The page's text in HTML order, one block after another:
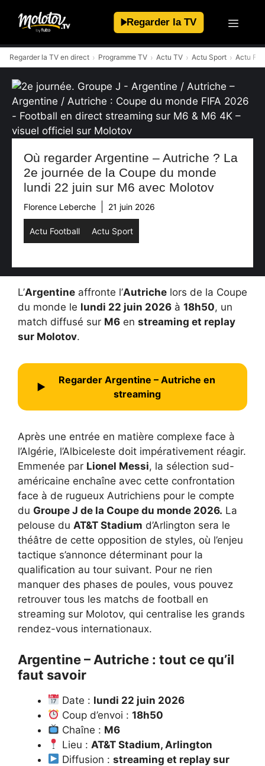
Regarder la TV
Regarder la TV en direct Programme TV Actu TV Actu Sport Actu
Où regarder Argentine – Autriche ? La
2e journée de la Coupe du monde
lundi 22 juin sur M6 avec Molotov
Florence Leberche 21 juin 2026
Actu Football Actu Sport
L’Argentine affronte l’Autriche lors de la Coupe
du monde le lundi 22 juin 2026 à 18h50, un
match diffusé sur M6 en streaming et replay
sur Molotov.
▶
Regarder Argentine – Autriche en
streaming
Après une entrée en matière complexe face à
l’Algérie, l’Albiceleste doit impérativement réagir.
Emmenée par Lionel Messi, la sélection sud-
américaine enchaîne avec cette confrontation
face à de rugueux Autrichiens pour le compte
du Groupe J de la Coupe du monde 2026. La
pelouse du AT&T Stadium d’Arlington sera le
théâtre de cette opposition de styles, où l’enjeu
tactique s’annonce déterminant pour la
qualification au tour suivant. Pour ne rien
manquer des phases de poules, vous pouvez
retrouver tous les matchs de football en
streaming sur Molotov, qui centralise les grands
rendez-vous internationaux.
Argentine – Autriche : tout ce qu’il
faut savoir
Date : lundi 22 juin 2026
Coup d’envoi :18h50
Chaîne : M6
Lieu : AT&T Stadium, Arlington
Diffusion :streaming et replay sur